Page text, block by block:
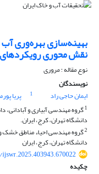
بهینه‌سازی بهره‌وری آب
نقش محوری
نوع مقاله : مروری
نویسندگان
ایمان حاجی راد
1 پریا
1گروه مهندسی آبیاری و آبادانی،
دانشگاه تهران، کرج، ایران.
2گروه مهندسی احیاء مناطق خشک
دانشگاه تهران، کرج، ایران
چکیده